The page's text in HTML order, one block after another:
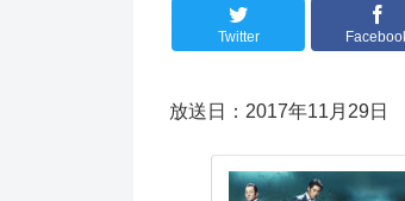
Twitter
放送日：2017年11月29日